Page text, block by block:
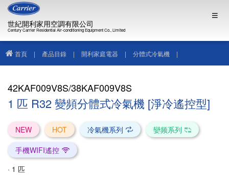
世紀開利家用空調有限公司
Century Carrier Residential Air-conditioning Equipment Co., Limited
首頁 | 產品目錄 | 開利家庭電器 | 分體式冷氣機 |
42KAF009V8S/38KAF009V8S
1 匹 R32 變頻分體式冷氣機 [淨冷遙控型]
NEW HOT 冷氣機系列
孌频系列
手機WIFI遙控
· 1 匹